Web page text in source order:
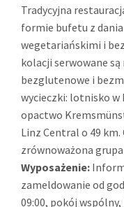
Tradycyjna
formie bufetu z
wegetariańskimi i
kolacji serwowane
bezglutenowe i
wycieczki: lotnisko w
opactwo
Linz Central o 49
zrównoważona
Wyposażenie:
zameldowanie od
09:00, pokój